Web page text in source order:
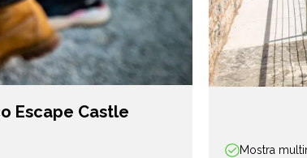
Escape Castle
Mostra